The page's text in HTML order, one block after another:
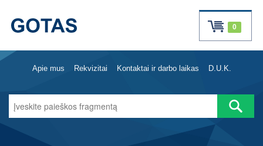
0
Apie mus Rekvizitai Kontaktai ir darbo laikas D.U.K.